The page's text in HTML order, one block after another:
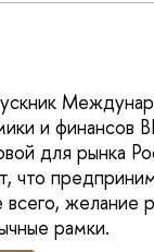
и финансов
для рынка
что
желание
рамки.